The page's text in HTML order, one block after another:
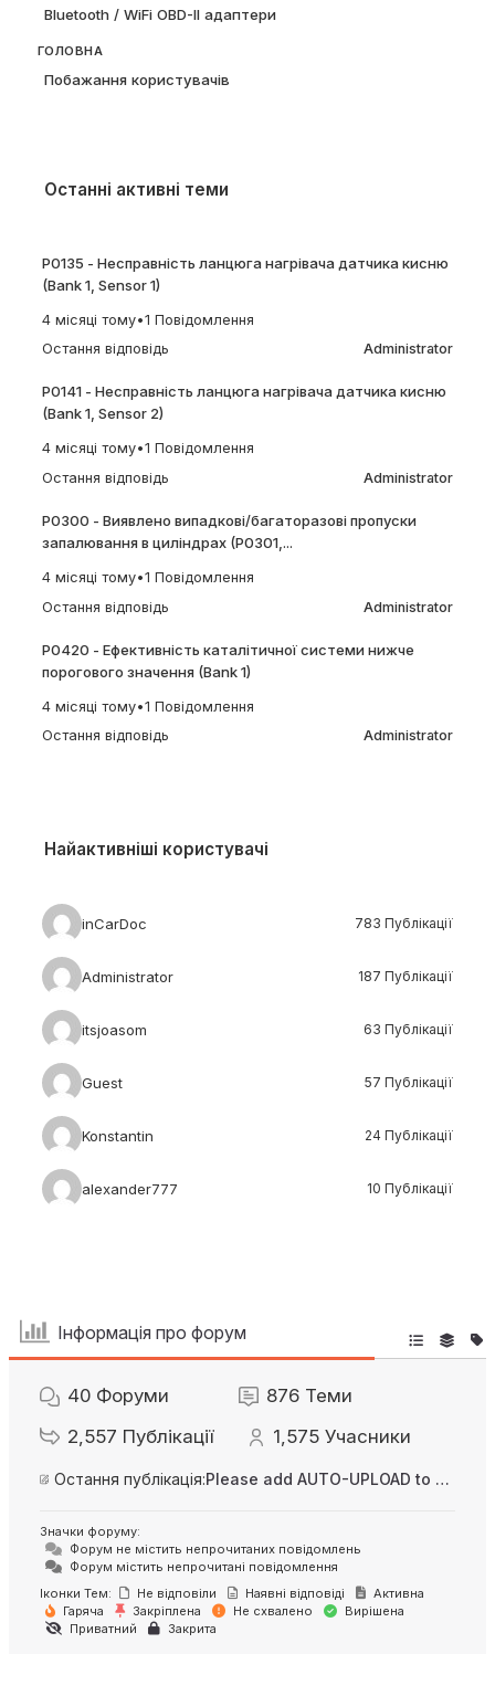
Bluetooth / WiFi OBD-II адаптери
ГОЛОВНА
Побажання користувачів
Останні активні теми
P0135 - Несправність ланцюга нагрівача датчика кисню
(Bank 1, Sensor 1)
4 місяці тому•1 Повідомлення
Остання відповідь
Administrator
P0141 - Несправність ланцюга нагрівача датчика кисню
(Bank 1, Sensor 2)
4 місяці тому•1 Повідомлення
Остання відповідь
Administrator
P0300 - Виявлено випадкові/багаторазові пропуски
запалювання в циліндрах (P0301,...
4 місяці тому•1 Повідомлення
Остання відповідь
Administrator
P0420 - Ефективність каталітичної системи нижче
порогового значення (Bank 1)
4 місяці тому•1 Повідомлення
Остання відповідь
Administrator
Найактивніші користувачі
inCarDoc 783 Публікації
Administrator 187 Публікації
itsjoasom 63 Публікації
Guest 57 Публікації
Konstantin 24 Публікації
alexander777 10 Публікації
Інформація про форум
40 Форуми 876 Теми
2,557 Публікації 1,575 Учасники
Остання публікація: Please add AUTO-UPLOAD to server option + 2FA/MFA
Значки форуму:
Форум не містить непрочитаних повідомлень
Форум містить непрочитані повідомлення
Іконки Тем:
Не відповіли Наявні відповіді
Активна
Гаряча
Закріплена Не схвалено
Вирішена
Приватний
Закрита